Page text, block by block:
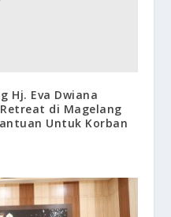
Hj. Eva Dwiana
di Magelang
Untuk Korban